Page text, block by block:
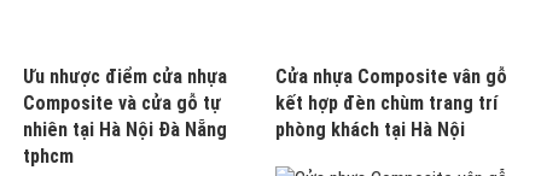
Ưu nhược điểm cửa nhựa
Composite và cửa gỗ tự
nhiên tại Hà Nội Đà Nẵng
tphcm
Cửa nhựa Composite vân gỗ
kết hợp đèn chùm trang trí
phòng khách tại Hà Nội